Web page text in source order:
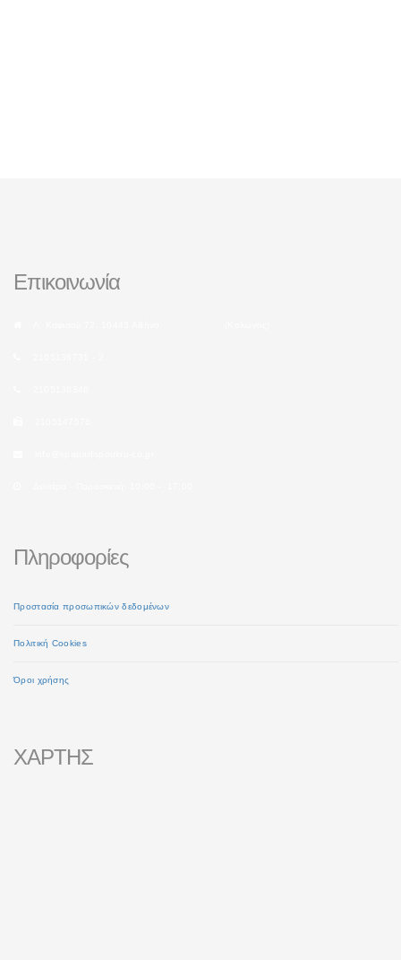
Επικοινωνία
Πληροφορίες
Προστασία προσωπικών δεδομένων
Πολιτική Cookies
Όροι χρήσης
ΧΑΡΤΗΣ